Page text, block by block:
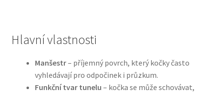
Hill’s pro psy
Hlavní vlastnosti
Manšestr– příjemný povrch, který kočky často
vyhledávají pro odpočinek i průzkum.
Funkční tvar tunelu – kočka se může schovávat,